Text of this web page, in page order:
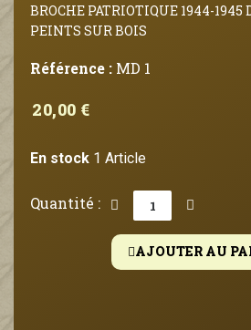
BROCHE PATRIOTIQUE 1944-
PEINTS SUR BOIS
Référence : MD 1
20,00 €
En stock 1 Article
Quantité :
AJOUTER AU